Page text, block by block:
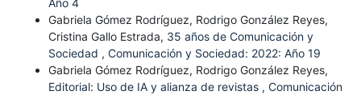
Gabriela Gómez Rodríguez, Rodrigo González Reyes,
Cristina Gallo Estrada, 35 años de Comunicación y
Sociedad , Comunicación y Sociedad: 2022: Año 19
Gabriela Gómez Rodríguez, Rodrigo González Reyes,
Editorial: Uso de IA y alianza de revistas , Comunicación